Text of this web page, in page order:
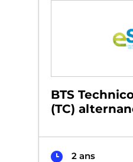
BTS
(TC)
2 ans